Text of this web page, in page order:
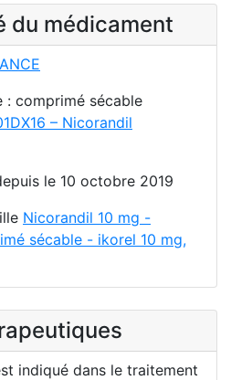
du médicament
: comprimé sécable
– Nicorandil
le 10 octobre 2019
Nicorandil 10 mg -
sécable - ikorel 10 mg,
indiqué dans le traitement